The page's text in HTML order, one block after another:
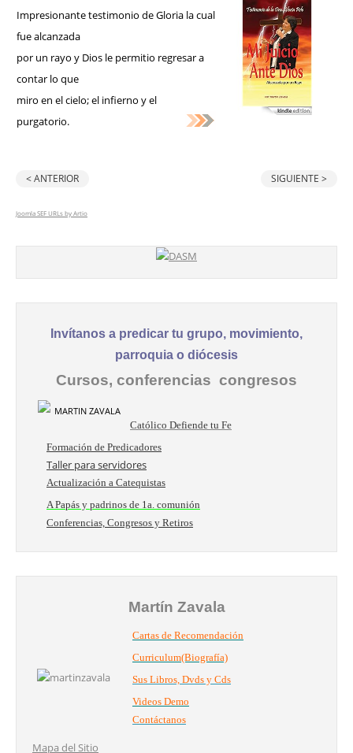
Impresionante testimonio de Gloria la cual
fue alcanzada
por un rayo y Dios le permitio regresar a
contar lo que
miro en el cielo; el infierno y el
purgatorio.
< ANTERIOR SIGUIENTE >
Joomla SEF URLs by Artio
Invítanos a predicar tu grupo, movimiento,
parroquia o diócesis
Cursos, conferencias congresos
Católico Defiende tu Fe
Formación de Predicadores
Taller para servidores
Actualización a Catequistas
A Papás y padrinos de 1a. comunión
Conferencias, Congresos y Retiros
Martín Zavala
Cartas de Recomendación
Curriculum(Biografía)
Sus Libros, Dvds y Cds
Videos Demo
Contáctanos
Mapa del Sitio